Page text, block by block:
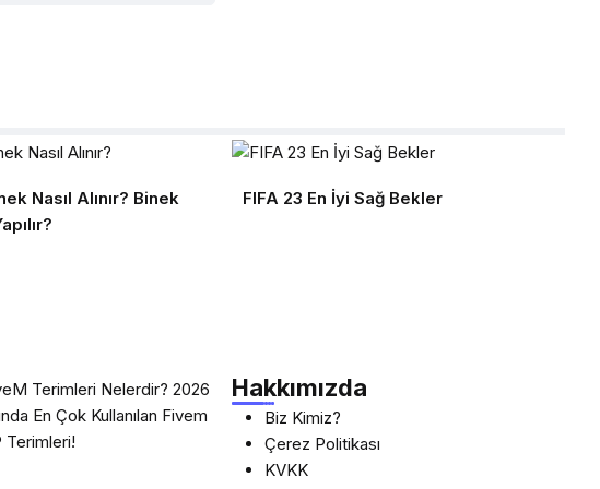
Nasıl Alınır? Binek
FIFA 23 En İyi Sağ Bekler
Terimleri Nelerdir? 2026
En Çok Kullanılan Fivem
Terimleri!
Hakkımızda
Biz Kimiz?
Çerez Politikası
KVKK